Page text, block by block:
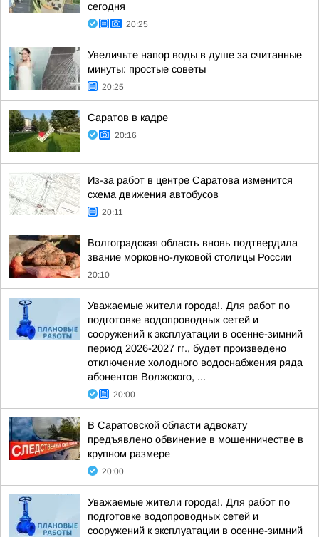
сегодня
20:25
Увеличьте напор воды в душе за считанные
минуты: простые советы
20:25
Саратов в кадре
20:16
Из-за работ в центре Саратова изменится
схема движения автобусов
20:11
Волгоградская область вновь подтвердила
звание морковно-луковой столицы России
20:10
Уважаемые жители города!. Для работ по
подготовке водопроводных сетей и
сооружений к эксплуатации в осенне-зимний
период 2026-2027 гг., будет произведено
отключение холодного водоснабжения ряда
абонентов Волжского, ...
20:00
В Саратовской области адвокату
предъявлено обвинение в мошенничестве в
крупном размере
20:00
Уважаемые жители города!. Для работ по
подготовке водопроводных сетей и
сооружений к эксплуатации в осенне-зимний